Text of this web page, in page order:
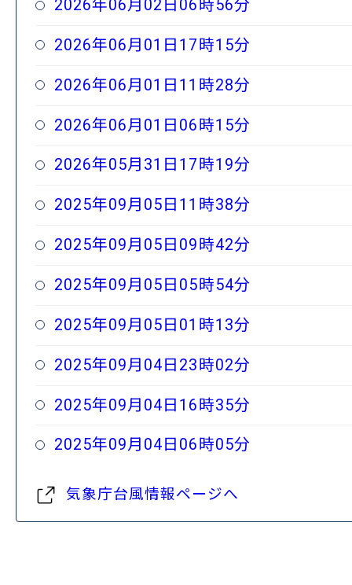
2026年06月02日06時56分
2026年06月01日17時15分
2026年06月01日11時28分
2026年06月01日06時15分
2026年05月31日17時19分
2025年09月05日11時38分
2025年09月05日09時42分
2025年09月05日05時54分
2025年09月05日01時13分
2025年09月04日23時02分
2025年09月04日16時35分
2025年09月04日06時05分
気象庁台風情報ページへ